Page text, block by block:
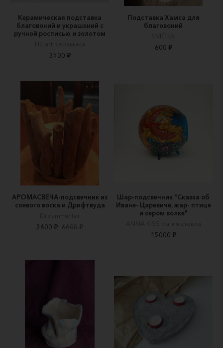
Керамическая подставка
благовоний и украшений с
ручной росписью и золотом
HE art Керамика
3500 ₽
Подставка Хамса для
благовоний
SVÍČKA
600 ₽
АРОМАСВЕЧА-подсвечник из
соевого воска и Дрифтвуда
DreamHunter
3600 ₽ 6600 ₽
Шар-подсвечник "Сказка об
Иване- Царевиче, жар- птице
и сером волке"
ANNA KISS магия стекла
15000 ₽